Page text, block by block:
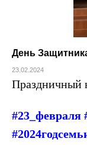
День
23.02.2024
Праздничный
#23_февраля